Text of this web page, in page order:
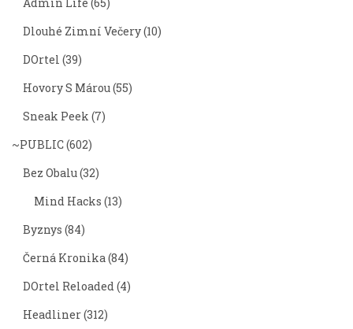
Dlouhé Zimní Večery(10)
DOrtel (39)
Hovory S Márou(55)
Sneak Peek (7)
~PUBLIC(602)
Bez Obalu(32)
Mind Hacks (13)
Byznys (84)
Černá Kronika (84)
DOrtel Reloaded (4)
Headliner(312)